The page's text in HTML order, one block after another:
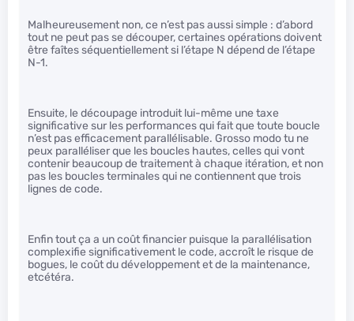
Malheureusement non, ce n’est pas aussi simple : d’abord
tout ne peut pas se découper, certaines opérations doivent
être faîtes séquentiellement si l’étape N dépend de l’étape
N-1.
Ensuite, le découpage introduit lui-même une taxe
significative sur les performances qui fait que toute boucle
n’est pas efficacement parallélisable. Grosso modo tu ne
peux paralléliser que les boucles hautes, celles qui vont
contenir beaucoup de traitement à chaque itération, et non
pas les boucles terminales qui ne contiennent que trois
lignes de code.
Enfin tout ça a un coût financier puisque la parallélisation
complexifie significativement le code, accroît le risque de
bogues, le coût du développement et de la maintenance,
etcétéra.